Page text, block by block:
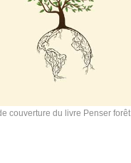
couverture du livre Penser forêt